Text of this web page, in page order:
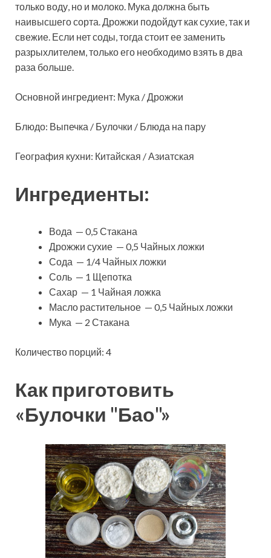
только воду, но и молоко. Мука должна быть
наивысшего сорта. Дрожжи подойдут как сухие, так и
свежие. Если нет соды, тогда стоит ее заменить
разрыхлителем, только его необходимо взять в два
раза больше.
Основной ингредиент: Мука / Дрожжи
Блюдо: Выпечка / Булочки / Блюда на пару
География кухни: Китайская / Азиатская
Ингредиенты:
Вода — 0,5 Стакана
Дрожжи сухие — 0,5 Чайных ложки
Сода — 1/4 Чайных ложки
Соль — 1 Щепотка
Сахар — 1 Чайная ложка
Масло растительное — 0,5 Чайных ложки
Мука — 2 Стакана
Количество порций: 4
Как приготовить
«Булочки "Бао"»